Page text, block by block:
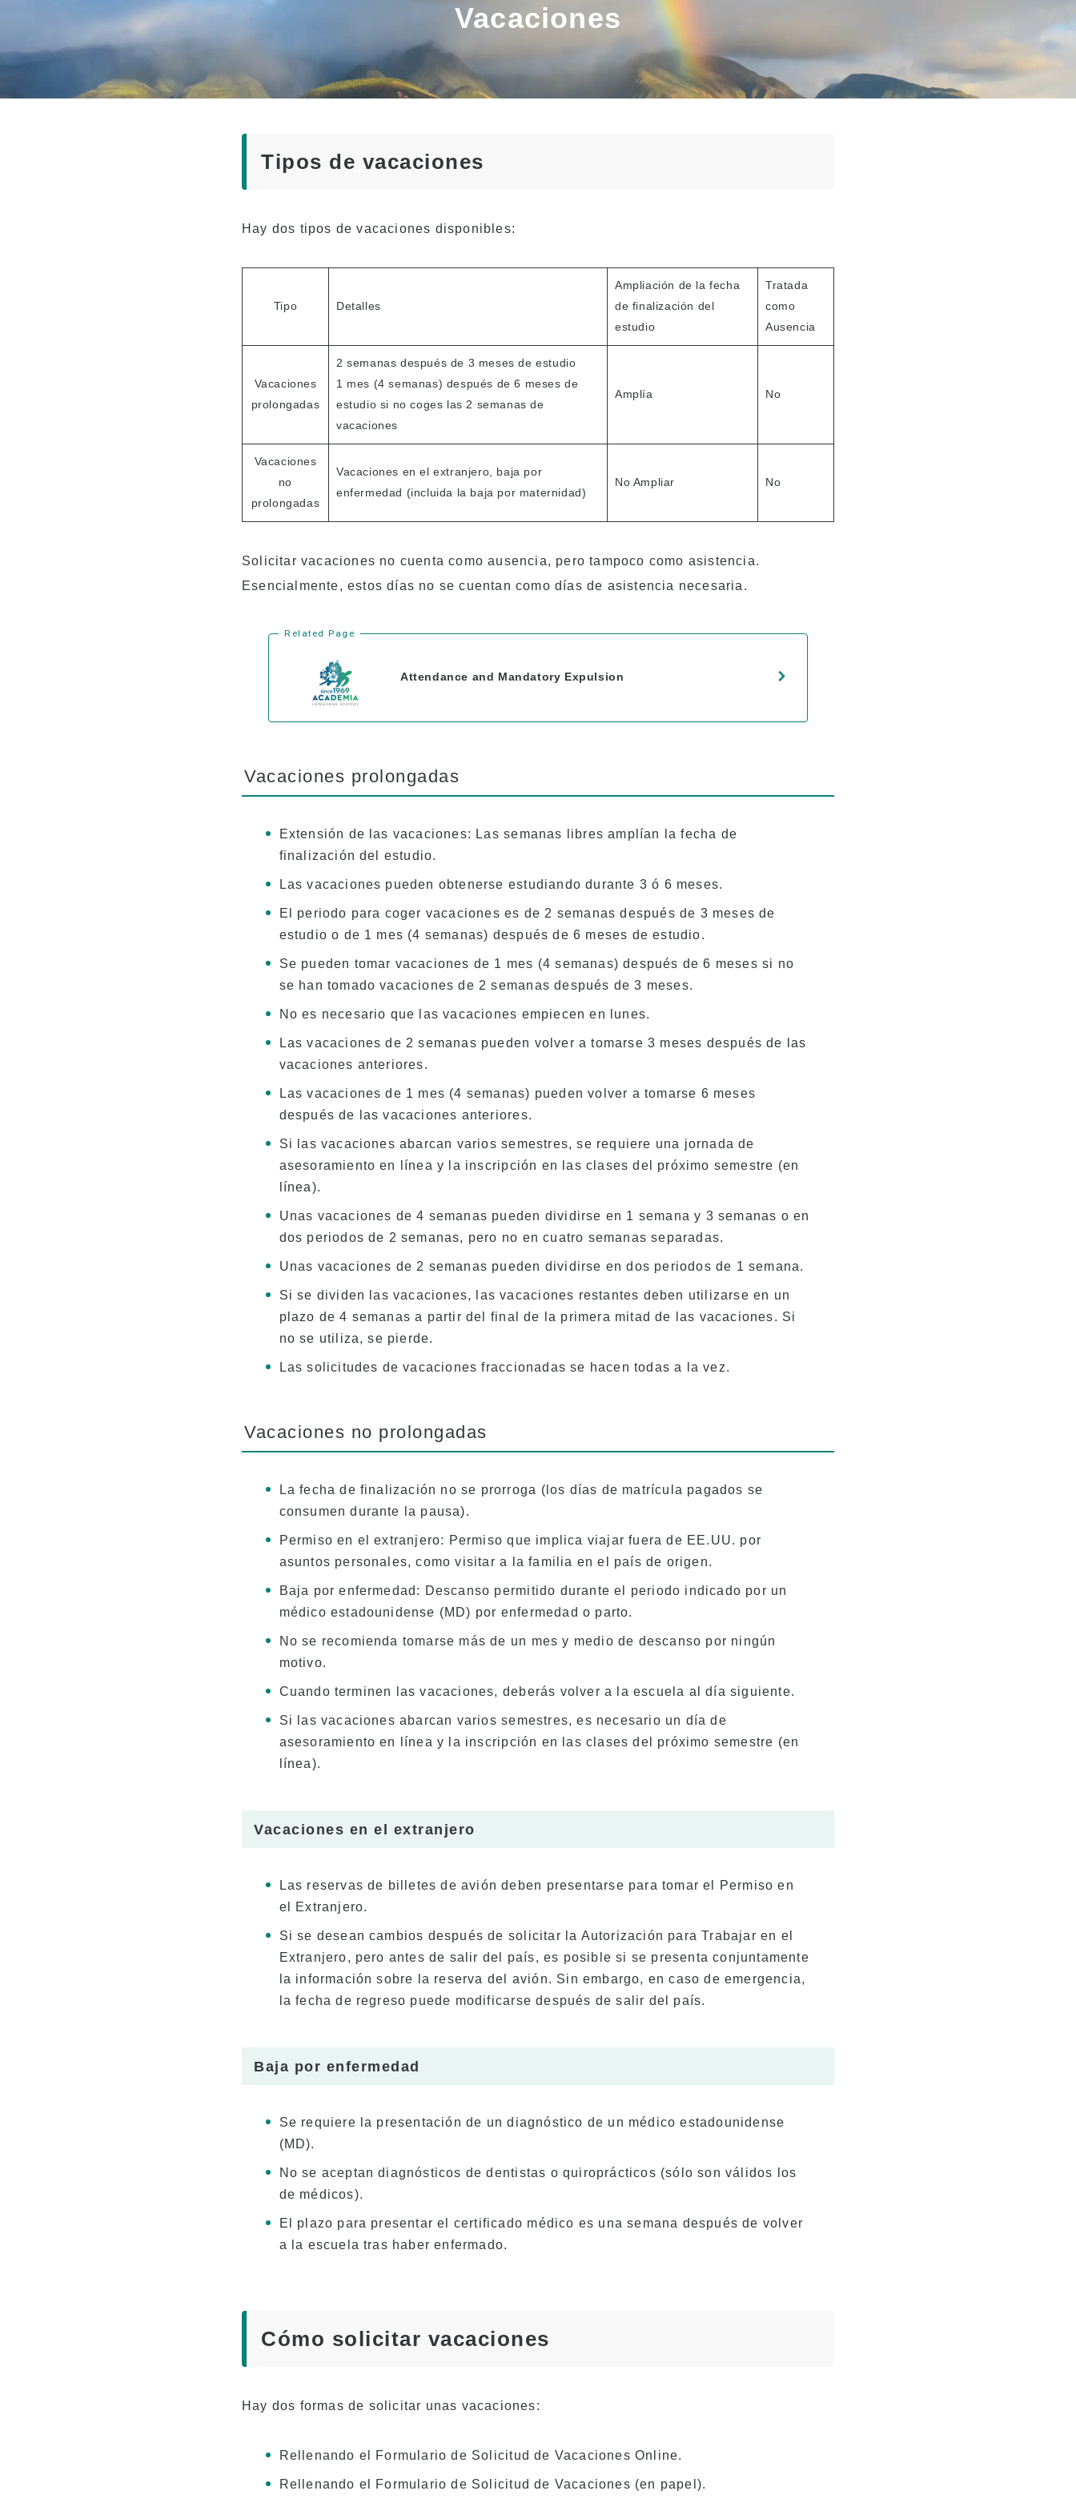
Acceso a la
Universidad
Tasas de alojamiento
Clases por la tarde
para estudiantes
transferidos y actuales
Vacaciones
Tipos de vacaciones
Hay dos tipos de vacaciones disponibles:
Tipo Detalles
Ampliación de la fecha
de finalización del
estudio
Tratada
como
Ausencia
Vacaciones
prolongadas
2 semanas después de 3 meses de estudio
1 mes (4 semanas) después de 6 meses de
estudio si no coges las 2 semanas de
vacaciones
Amplía No
Vacaciones
no
prolongadas
Vacaciones en el extranjero, baja por
enfermedad (incluida la baja por maternidad)
No Ampliar No
Solicitar vacaciones no cuenta como ausencia, pero tampoco como asistencia.
Esencialmente, estos días no se cuentan como días de asistencia necesaria.
Related Page
Attendance and Mandatory Expulsion
Vacaciones prolongadas
Extensión de las vacaciones: Las semanas libres amplían la fecha de
finalización del estudio.
Las vacaciones pueden obtenerse estudiando durante 3 ó 6 meses.
El periodo para coger vacaciones es de 2 semanas después de 3 meses de
estudio o de 1 mes (4 semanas) después de 6 meses de estudio.
Se pueden tomar vacaciones de 1 mes (4 semanas) después de 6 meses si no
se han tomado vacaciones de 2 semanas después de 3 meses.
No es necesario que las vacaciones empiecen en lunes.
Las vacaciones de 2 semanas pueden volver a tomarse 3 meses después de las
vacaciones anteriores.
Las vacaciones de 1 mes (4 semanas) pueden volver a tomarse 6 meses
después de las vacaciones anteriores.
Si las vacaciones abarcan varios semestres, se requiere una jornada de
asesoramiento en línea y la inscripción en las clases del próximo semestre (en
línea).
Unas vacaciones de 4 semanas pueden dividirse en 1 semana y 3 semanas o en
dos periodos de 2 semanas, pero no en cuatro semanas separadas.
Unas vacaciones de 2 semanas pueden dividirse en dos periodos de 1 semana.
Si se dividen las vacaciones, las vacaciones restantes deben utilizarse en un
plazo de 4 semanas a partir del final de la primera mitad de las vacaciones. Si
no se utiliza, se pierde.
Las solicitudes de vacaciones fraccionadas se hacen todas a la vez.
Vacaciones no prolongadas
La fecha de finalización no se prorroga (los días de matrícula pagados se
consumen durante la pausa).
Permiso en el extranjero: Permiso que implica viajar fuera de EE.UU. por
asuntos personales, como visitar a la familia en el país de origen.
Baja por enfermedad: Descanso permitido durante el periodo indicado por un
médico estadounidense (MD) por enfermedad o parto.
No se recomienda tomarse más de un mes y medio de descanso por ningún
motivo.
Cuando terminen las vacaciones, deberás volver a la escuela al día siguiente.
Si las vacaciones abarcan varios semestres, es necesario un día de
asesoramiento en línea y la inscripción en las clases del próximo semestre (en
línea).
Vacaciones en el extranjero
Las reservas de billetes de avión deben presentarse para tomar el Permiso en
el Extranjero.
Si se desean cambios después de solicitar la Autorización para Trabajar en el
Extranjero, pero antes de salir del país, es posible si se presenta conjuntamente
la información sobre la reserva del avión. Sin embargo, en caso de emergencia,
la fecha de regreso puede modificarse después de salir del país.
Baja por enfermedad
Se requiere la presentación de un diagnóstico de un médico estadounidense
(MD).
No se aceptan diagnósticos de dentistas o quiroprácticos (sólo son válidos los
de médicos).
El plazo para presentar el certificado médico es una semana después de volver
a la escuela tras haber enfermado.
Cómo solicitar vacaciones
Hay dos formas de solicitar unas vacaciones:
Rellenando el Formulario de Solicitud de Vacaciones Online.
Rellenando el Formulario de Solicitud de Vacaciones (en papel).